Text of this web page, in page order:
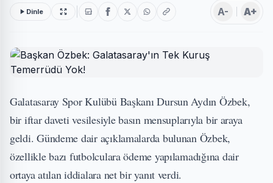
Dinle A- A+
Galatasaray Spor Kulübü Başkanı Dursun Aydın Özbek,
bir iftar daveti vesilesiyle basın mensuplarıyla bir araya
geldi. Gündeme dair açıklamalarda bulunan Özbek,
özellikle bazı futbolculara ödeme yapılamadığına dair
ortaya atılan iddialara net bir yanıt verdi.